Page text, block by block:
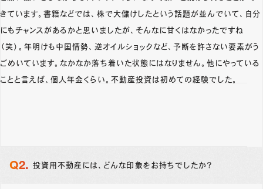
きています。書籍などでは、株で大儲けしたという話題が並んでいて、自分
にもチャンスがあるかと思いましたが、そんなに甘くはなかったですね
（笑）。年明けも中国情勢、逆オイルショックなど、予断を許さない要素がう
ごめいています。なかなか落ち着いた状態にはなりません。他にやっている
ことと言えば、個人年金くらい。不動産投資は初めての経験でした。
投資用不動産には、どんな印象をお持ちでしたか？